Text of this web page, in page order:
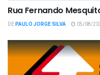
Rua Fernando
DEPAULO JORGE SILVA 05/08/